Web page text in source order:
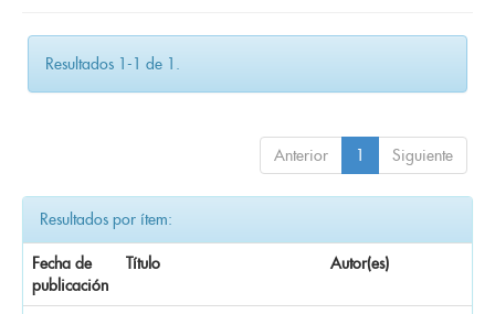
Resultados 1-1 de 1.
Anterior 1 Siguiente
Resultados por ítem:
Fecha de
publicación
Título Autor(es)